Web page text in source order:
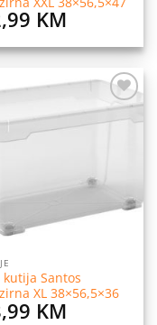
KM
Dodaj
na
kutija Santos
XL 38×56,5×36
KM